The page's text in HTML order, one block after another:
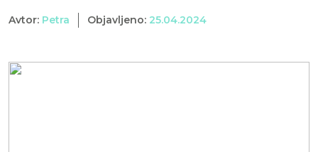
Avtor: Petra Objavljeno: 25.04.2024